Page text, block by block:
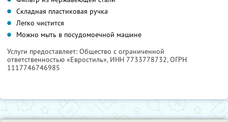
Складная пластиковая ручка
Легко чистится
Можно мыть в посудомоечной машине
Услуги предоставляет: Общество с ограниченной
ответственностью «Евростиль», ИНН 7733778732, ОГРН
1117746746985